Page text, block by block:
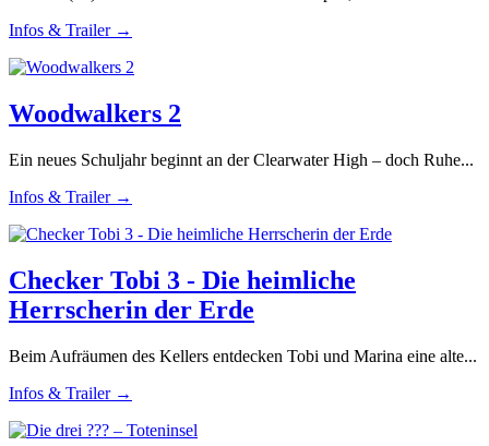
Infos & Trailer →
Woodwalkers 2
Ein neues Schuljahr beginnt an der Clearwater High – doch Ruhe...
Infos & Trailer →
Checker Tobi 3 - Die heimliche
Herrscherin der Erde
Beim Aufräumen des Kellers entdecken Tobi und Marina eine alte...
Infos & Trailer →